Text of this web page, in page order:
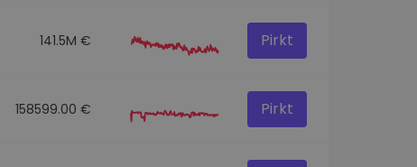
141.5M € Pirkt
158599.00 € Pirkt